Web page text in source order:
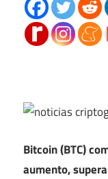
Bitcoin (BTC)
aumento,